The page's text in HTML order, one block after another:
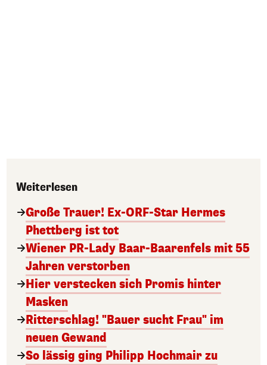
Weiterlesen
Große Trauer! Ex-ORF-Star Hermes
Phettberg ist tot
Wiener PR-Lady Baar-Baarenfels mit 55
Jahren verstorben
Hier verstecken sich Promis hinter
Masken
Ritterschlag! "Bauer sucht Frau" im
neuen Gewand
So lässig ging Philipp Hochmair zu